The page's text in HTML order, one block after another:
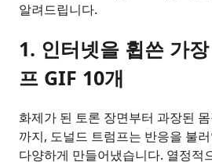
알려드립니다.
1. 인터넷을 휩쓴 가
프 GIF 10개
화제가 된 토론 장면부터 과장된
까지, 도널드 트럼프는 반응을 불
다양하게 만들어냈습니다. 열정적